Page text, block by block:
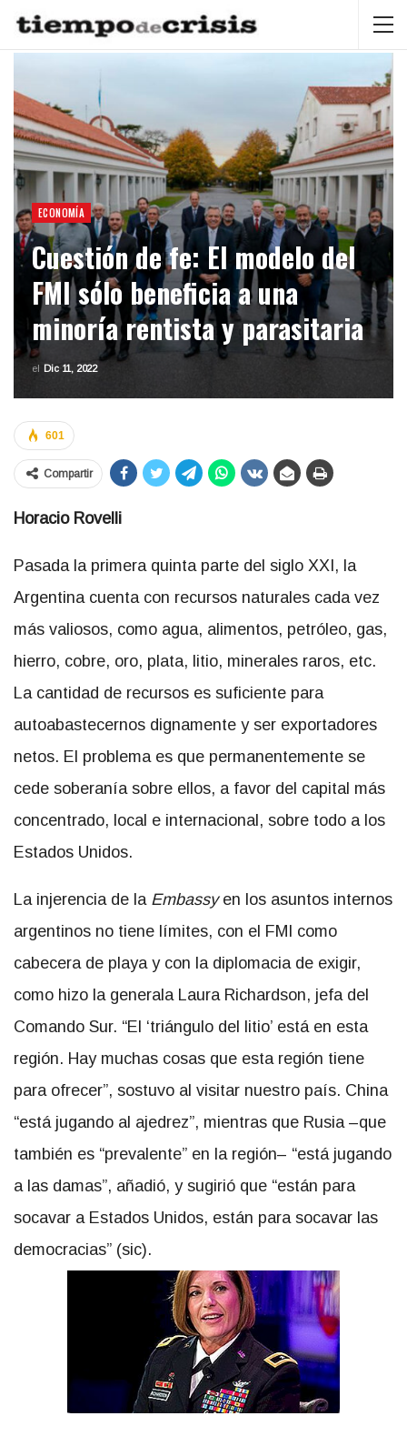
ECONOMÍA
Cuestión de fe: El modelo del
FMI sólo beneficia a una
minoría rentista y parasitaria
el Dic 11, 2022
601
Compartir
Horacio Rovelli
Pasada la primera quinta parte del siglo XXI, la
Argentina cuenta con recursos naturales cada vez
más valiosos, como agua, alimentos, petróleo, gas,
hierro, cobre, oro, plata, litio, minerales raros, etc.
La cantidad de recursos es suficiente para
autoabastecernos dignamente y ser exportadores
netos. El problema es que permanentemente se
cede soberanía sobre ellos, a favor del capital más
concentrado, local e internacional, sobre todo a los
Estados Unidos.
La injerencia de la Embassyen los asuntos internos
argentinos no tiene límites, con el FMI como
cabecera de playa y con la diplomacia de exigir,
como hizo la generala Laura Richardson, jefa del
Comando Sur. “El ‘triángulo del litio’ está en esta
región. Hay muchas cosas que esta región tiene
para ofrecer”, sostuvo al visitar nuestro país. China
“está jugando al ajedrez”, mientras que Rusia –que
también es “prevalente” en la región– “está jugando
a las damas”, añadió, y sugirió que “están para
socavar a Estados Unidos, están para socavar las
democracias” (sic).